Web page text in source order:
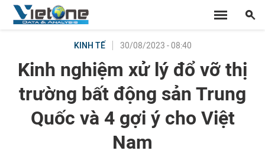
KINH TẾ 30/08/2023 - 08:40
Kinh nghiệm xử lý đổ vỡ thị
trường bất động sản Trung
Quốc và 4 gợi ý cho Việt
Nam